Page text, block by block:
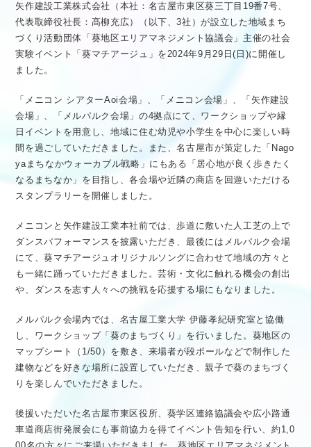
矢作建設工業株式会社（本社：名古屋市東区葵三丁目19番7号、
代表取締役社長：髙柳充広）（以下、3社）が設立した地域まち
づくり活動団体「葵地区エリアマネジメント協議会」主催の社会
実験イベント「葵マチアージュ」を2024年9月29日(日)に開催し
ました。
「メニコン シアターAoi会場」、「メニコン会場」、「矢作建設
会場」、「メルパルク会場」の4拠点にて、ワークショップや縁
日イベントを用意し、地域に住む幼児や小学生を中心に楽しい時
間を過ごしていただきました。また、名古屋市が策定した「Nago
yaまちなかウォーカブル戦略」にもある「居心地が良く歩きたく
なるまちなか」を目指し、各会場や近隣の商店を回遊いただける
スタンプラリーを開催しました。
メニコンと矢作建設工業本社前では、歩道に敷いた人工芝の上で
ダンスパフォーマンスを披露いただき、最後にはメルパルク会場
にて、葵マチアージュオリジナルソングに合わせて地域の方々と
も一緒に踊っていただきました。芸術・文化に触れる機会の創出
や、ダンスを志す人々への挑戦を応援する場にもなりました。
メルパルク会場内では、名古屋工業大学 伊藤孝紀研究室と協働
し、ワークショップ「葵のまちづくり」を行いました。葵地区の
マップシート（1/50）を敷き、来場者が段ボールなどで制作した
建物などを好きな場所に設置していただき、親子で葵のまちづく
りを楽しんでいただきました。
後援いただいた名古屋市東区役所、葵学区連絡協議会や広小路通
車道商店街発展会にも事前協力を得てイベント告知を行い、約1,0